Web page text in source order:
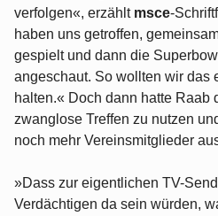
verfolgen«, erzählt msce-
haben uns getroffen,
gespielt und dann die
angeschaut. So wollten wir das
halten.« Doch dann hatte Raab
zwanglose Treffen zu nutzen
noch mehr Vereinsmitglieder
»Dass zur eigentlichen TV-
Verdächtigen da sein würden,